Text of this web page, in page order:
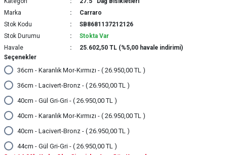
Marka
Carraro
Stok Kodu
SB8681137212126
Stok Durumu
Stokta Var
Havale
25.602,50 TL (%5,00 havale indirimi)
Seçenekler
36cm - Karanlık Mor-Kırmızı - ( 26.950,00 TL )
36cm - Lacivert-Bronz - ( 26.950,00 TL )
40cm - Gül Gri-Gri - ( 26.950,00 TL )
40cm - Karanlık Mor-Kırmızı - ( 26.950,00 TL )
40cm - Lacivert-Bronz - ( 26.950,00 TL )
44cm - Gül Gri-Gri - ( 26.950,00 TL )